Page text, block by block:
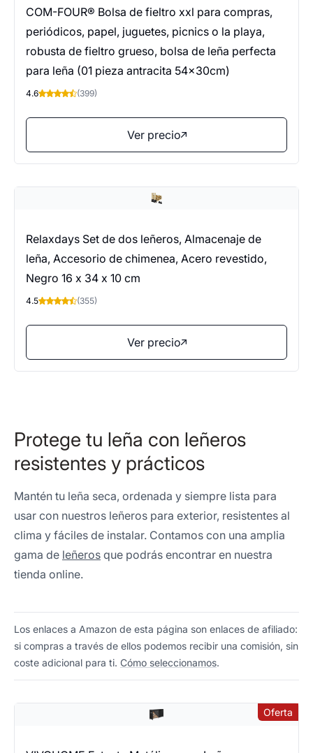
COM-FOUR® Bolsa de fieltro xxl para compras,
periódicos, papel, juguetes, picnics o la playa,
robusta de fieltro grueso, bolsa de leña perfecta
para leña (01 pieza antracita 54x30cm)
4.6 (399)
Ver precio
Relaxdays Set de dos leñeros, Almacenaje de
leña, Accesorio de chimenea, Acero revestido,
Negro 16 x 34 x 10 cm
4.5 (355)
Ver precio
Protege tu leña con leñeros
resistentes y prácticos
Mantén tu leña seca, ordenada y siempre lista para
usar con nuestros leñeros para exterior, resistentes al
clima y fáciles de instalar. Contamos con una amplia
gama de leñeros que podrás encontrar en nuestra
tienda online.
Los enlaces a Amazon de esta página son enlaces de afiliado:
si compras a través de ellos podemos recibir una comisión, sin
coste adicional para ti. Cómo seleccionamos.
Oferta